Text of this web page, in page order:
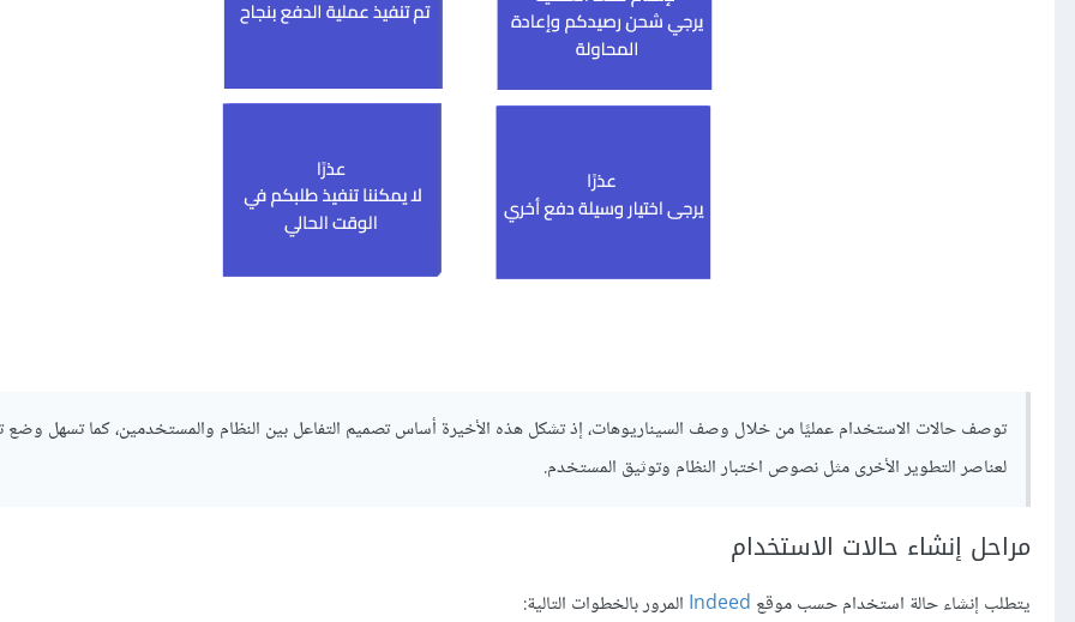
توصف حالات الاستخدام عمليًا من خلال وصف السيناريوهات، إذ تشكل هذه الأخيرة أساس تصميم التفاعل بين النظام والمستخدمين، كما تسهل
لعناصر التطوير الأخرى مثل نصوص اختبار النظام وتوثيق المستخدم.
مراحل إنشاء حالات الاستخدام
يتطلب إنشاء حالة استخدام حسب موقع Indeed المرور بالخطوات التالية: